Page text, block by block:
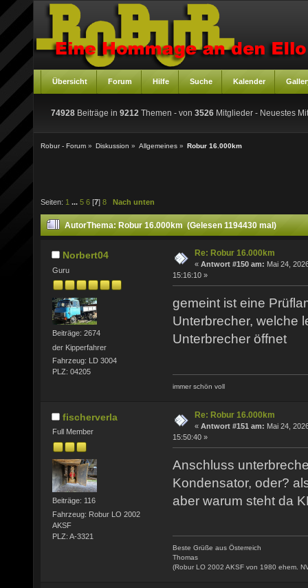
Übersicht Forum Hilfe Suche Kalender
74928 Beiträge in 9212 Themen - von 3526 Mitglieder - Neuestes
Robur - Forum » Diskussion » Allgemeines » Robur 16.000km
Seiten: 1 ... 5 6 [7] 8 Nach unten
AutorThema: Robur 16.000km (Gelesen 1194430 mal)
Norbert04
Guru
Beiträge: 2674
der Kipperfahrer
Fahrzeug: LD 3004
PLZ: 04205
Re: Robur 16.000km
« Antwort #150 am: Mai 24,
15:16:10 »
gemeint ist eine
Unterbrecher, welche
Unterbrecher öffnet
immer schön voll
fischerverla
Full Member
Beiträge: 116
Fahrzeug: Robur LO 2002
AKSF
PLZ: A-3321
Re: Robur 16.000km
« Antwort #151 am: Mai 24,
15:50:40 »
Anschluss
Kondensator, oder?
aber warum steht da
Beste Grüße aus Österreich
Thomas
(Robur LO 2002 AKSF von 1980 ehem.